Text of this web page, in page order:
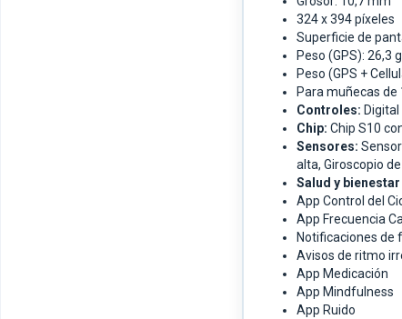
324 x 394 píxeles
Superficie de
Peso (GPS): 26,3 g
Peso (GPS +
Para muñecas de
Controles:
Chip: Chip S10
Sensores:
alta, Giroscopio
Salud y bienestar
App Control del
App Frecuencia
Notificaciones de
Avisos de ritmo
App Medicación
App Mindfulness
App Ruido